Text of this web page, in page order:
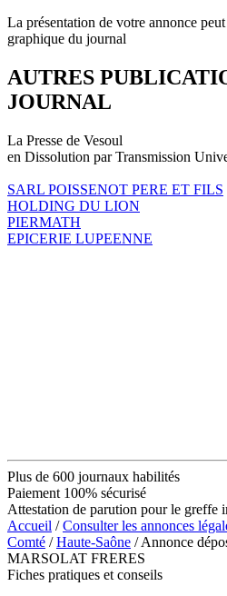
La présentation de votre annonce
graphique du journal
AUTRES
JOURNAL
La Presse de Vesoul
en Dissolution par Transmission
SARL POISSENOT PERE ET FILS
HOLDING DU LION
PIERMATH
EPICERIE LUPEENNE
Plus de 600 journaux habilités
Paiement 100% sécurisé
Attestation de parution pour le greffe
Accueil /Consulter les annonces
Comté /Haute-Saône / Annonce
MARSOLAT FRERES
Fiches pratiques et conseils